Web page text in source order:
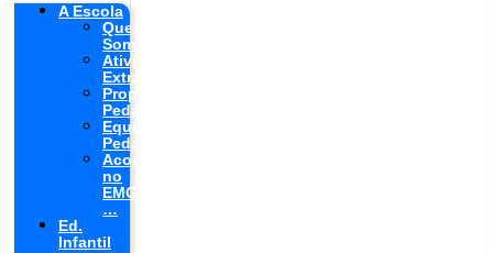
A Escola
Quem
Somos
Atividades
Extras
Proposta
Pedagógica
Equipe
Pedagógica
Aconteceu
no
EMG
…
Ed.
Infantil